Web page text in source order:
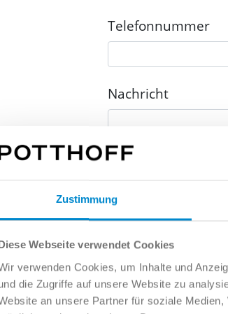
Zustimmung
Diese Webseite verwendet Cookies
verwenden Cookies, um Inhalte und
die Zugriffe auf unsere Website zu
an unsere Partner für soziale
Telefonnummer
Nachricht